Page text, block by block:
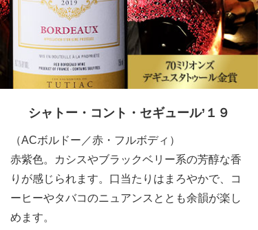
シャトー・コント・セギュール’１９
（ACボルドー／赤・フルボディ）
赤紫色。カシスやブラックベリー系の芳醇な香
りが感じられます。口当たりはまろやかで、コ
ーヒーやタバコのニュアンスととも余韻が楽し
めます。